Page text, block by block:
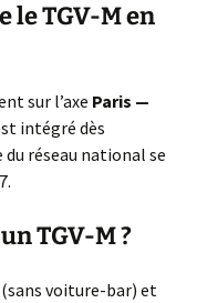
le TGV-M en
sur l’axe Paris —
intégré dès
du réseau national se
TGV-M ?
(sans voiture-bar) et